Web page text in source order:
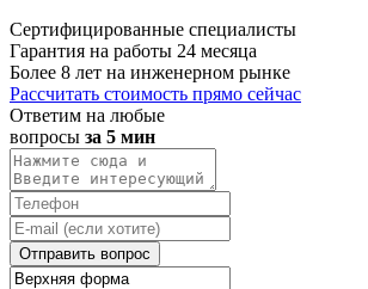
Сертифицированные специалисты
Гарантия на работы 24 месяца
Более 8 лет на инженерном рынке
Рассчитать стоимость прямо сейчас
Ответим на любые
вопросы за 5 мин
Отправить вопрос